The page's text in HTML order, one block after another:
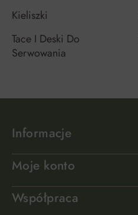
Kieliszki
Tace I Deski Do
Serwowania
Informacje
Moje konto
Współpraca